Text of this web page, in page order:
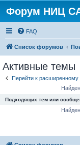
Форум НИЦ
FAQ
Список форумов
Активные темы
Перейти к расширенному
Подходящих тем или